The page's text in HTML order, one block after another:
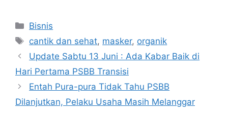
Kategori
Bisnis
Tag
cantik dan sehat, masker, organik
Update Sabtu 13 Juni : Ada Kabar Baik di
Hari Pertama PSBB Transisi
Entah Pura-pura Tidak Tahu PSBB
Dilanjutkan, Pelaku Usaha Masih Melanggar